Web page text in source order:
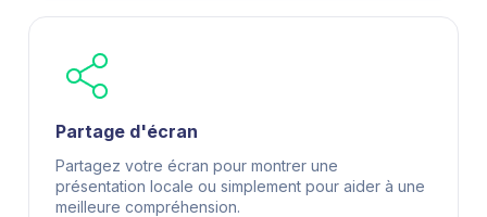
Partage d'écran
Partagez votre écran pour montrer une
présentation locale ou simplement pour aider à une
meilleure compréhension.